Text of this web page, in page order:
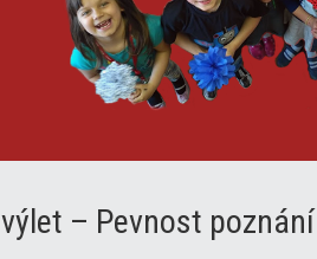
– Pevnost